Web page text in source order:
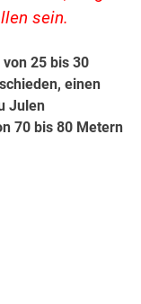
sein.
25 bis 30
einen
Julen
70 bis 80 Metern